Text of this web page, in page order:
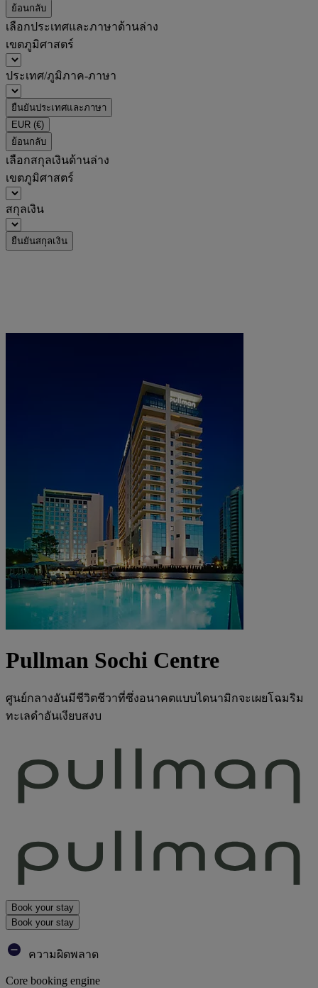
ย้อนกลับ
เลือกประเทศและภาษาด้านล่าง
เขตภูมิศาสตร์
ประเทศ/ภูมิภาค-ภาษา
ยืนยันประเทศและภาษา
EUR (€)
ย้อนกลับ
เลือกสกุลเงินด้านล่าง
เขตภูมิศาสตร์
สกุลเงิน
ยืนยันสกุลเงิน
Pullman Sochi Centre
ศูนย์กลางอันมีชีวิตชีวาที่ซึ่งอนาคตแบบไดนามิกจะเผยโฉมริม
ทะเลดำอันเงียบสงบ
Book your stay
Book your stay
ความผิดพลาด
Core booking engine